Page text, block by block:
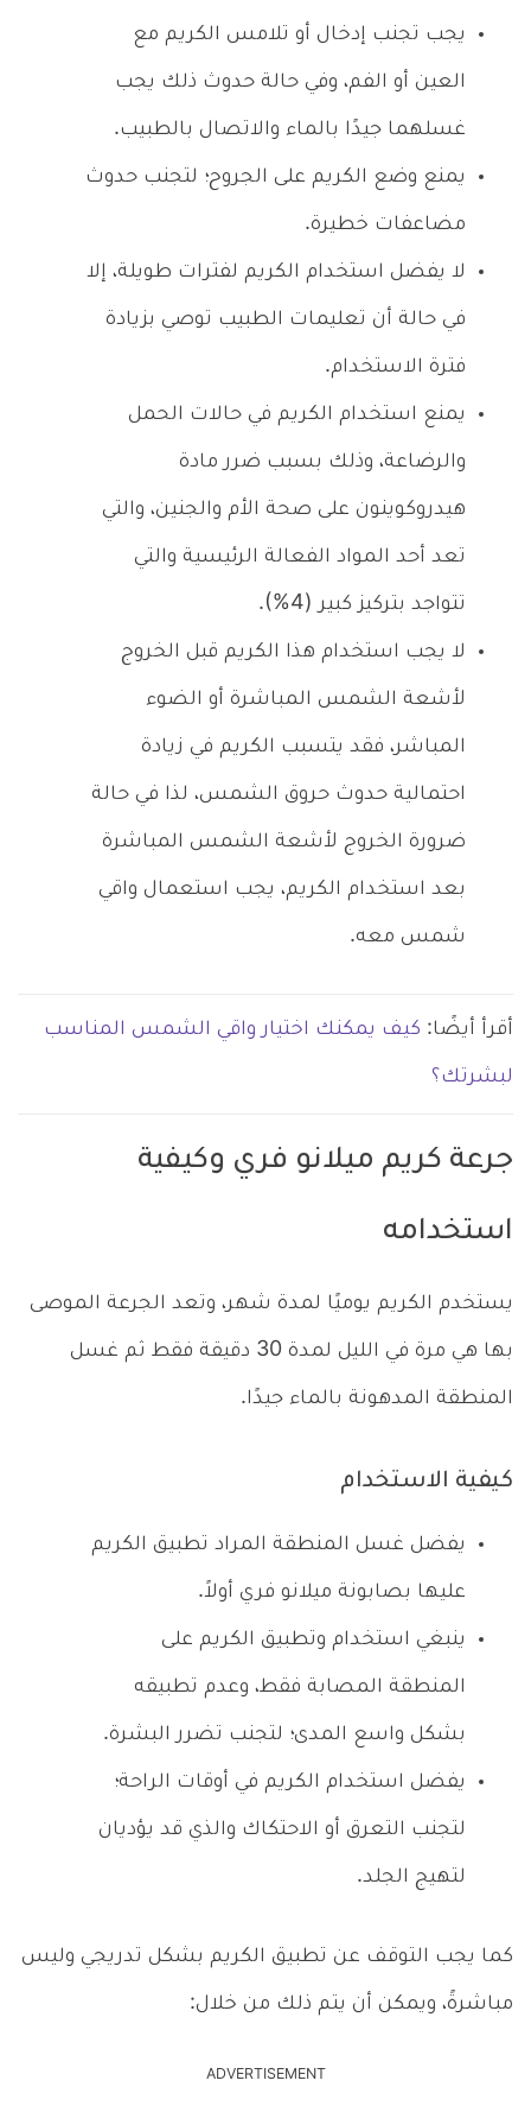
يجب تجنب إدخال أو تلامس الكريم مع
العين أو الفم، وفي حالة حدوث ذلك يجب
غسلهما جيدًا بالماء والاتصال بالطبيب.
يمنع وضع الكريم على الجروح؛ لتجنب حدوث
مضاعفات خطيرة.
لا يفضل استخدام الكريم لفترات طويلة، إلا
في حالة أن تعليمات الطبيب توصي بزيادة
فترة الاستخدام.
يمنع استخدام الكريم في حالات الحمل
والرضاعة، وذلك بسبب ضرر مادة
هيدروكوينون على صحة الأم والجنين، والتي
تعد أحد المواد الفعالة الرئيسية والتي
تتواجد بتركيز كبير (4%).
لا يجب استخدام هذا الكريم قبل الخروج
لأشعة الشمس المباشرة أو الضوء
المباشر، فقد يتسبب الكريم في زيادة
احتمالية حدوث حروق الشمس، لذا في حالة
ضرورة الخروج لأشعة الشمس المباشرة
بعد استخدام الكريم، يجب استعمال واقي
شمس معه.
أقرأ أيضًا: كيف يمكنك اختيار واقي الشمس المناسب
لبشرتك؟
جرعة كريم ميلانو فري وكيفية
استخدامه
يستخدم الكريم يوميًا لمدة شهر، وتعد الجرعة الموصى
بها هي مرة في الليل لمدة 30 دقيقة فقط ثم غسل
المنطقة المدهونة بالماء جيدًا.
كيفية الاستخدام
يفضل غسل المنطقة المراد تطبيق الكريم
عليها بصابونة ميلانو فري أولاً.
ينبغي استخدام وتطبيق الكريم على
المنطقة المصابة فقط، وعدم تطبيقه
بشكل واسع المدى؛ لتجنب تضرر البشرة.
يفضل استخدام الكريم في أوقات الراحة؛
لتجنب التعرق أو الاحتكاك والذي قد يؤديان
لتهيج الجلد.
كما يجب التوقف عن تطبيق الكريم بشكل تدريجي وليس
مباشرةً، ويمكن أن يتم ذلك من خلال:
ADVERTISEMENT